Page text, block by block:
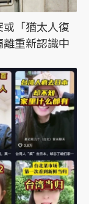
「猶太人復
重新認識中